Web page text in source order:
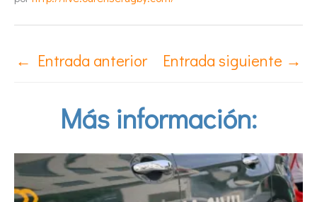
← Entrada anterior Entrada siguiente →
Más información: